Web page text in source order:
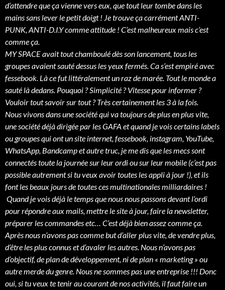
d’attendre que ça vienne vers eux, que tout leur tombe dans les
mains sans lever le petit doigt ! Je trouve ça carrément ANTI-
PUNK, ANTI-D.I.Y comme attitude ! C’est malheureux mais c’est
comme ça.
MY SPACE avait tout chamboulé dès son lancement, tous les
groupes avaient sauté dessus les yeux fermés. Ca s’est empiré avec
fessebook. Là ce fut littéralement un raz de marée. Tout le monde a
sauté là dedans. Pouquoi ? Simplicité ? Vitesse pour informer ?
Vouloir tout savoir sur tout ? Très certainement les 3 à la fois.
Nous vivons dans une société qui va toujours de plus en plus vite,
une société déjà dirigée par les GAFA et quand je vois certains labels
ou groupes qui ont un site internet, fessebook, instagram, YouTube,
WhatsApp, Bandcamp et autre truc, je me dis que les mecs sont
connectés toute la journée sur leur ordi ou sur leur mobile (c’est pas
possible autrement si tu veux avoir toutes les appli à jour !), et ils
font les beaux jours de toutes ces multinationales milliardaires !
Quand je vois déjà le temps que nous nous passons devant l’ordi
pour répondre aux mails, mettre le site à jour, faire la newsletter,
préparer les commandes etc… C’est déjà bien assez comme ça.
Après nous n’avons pas comme but d’aller plus vite, de vendre plus,
d’être les plus connus et d’avaler les autres. Nous n’avons pas
d’objectif, de plan de développement, ni de plan « marketing » ou
autre merde du genre. Nous ne sommes pas une entreprise !!! Donc
oui, si tu veux te tenir au courant de nos activités, il faut faire un